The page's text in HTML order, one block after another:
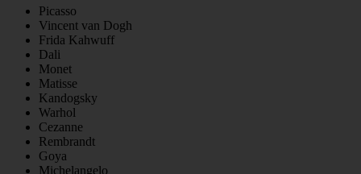
Picasso
Vincent van Dogh
Frida Kahwuff
Dali
Monet
Matisse
Kandogsky
Warhol
Cezanne
Rembrandt
Goya
Michelangelo